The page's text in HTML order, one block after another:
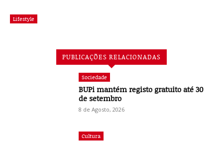
Lifestyle
PUBLICAÇÕES RELACIONADAS
Sociedade
BUPi mantém registo gratuito até 30
de setembro
8 de Agosto, 2026
Cultura